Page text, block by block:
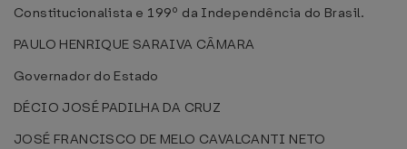
Constitucionalista e 199º da Independência do Brasil.
PAULO HENRIQUE SARAIVA CÂMARA
Governador do Estado
DÉCIO JOSÉ PADILHA DA CRUZ
JOSÉ FRANCISCO DE MELO CAVALCANTI NETO